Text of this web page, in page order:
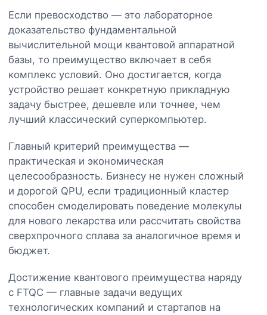
Если превосходство — это лабораторное
доказательство фундаментальной
вычислительной мощи квантовой аппаратной
базы, то преимущество включает в себя
комплекс условий. Оно достигается, когда
устройство решает конкретную прикладную
задачу быстрее, дешевле или точнее, чем
лучший классический суперкомпьютер.
Главный критерий преимущества —
практическая и экономическая
целесообразность. Бизнесу не нужен сложный
и дорогой QPU, если традиционный кластер
способен смоделировать поведение молекулы
для нового лекарства или рассчитать свойства
сверхпрочного сплава за аналогичное время и
бюджет.
Достижение квантового преимущества наряду
с FTQC — главные задачи ведущих
технологических компаний и стартапов на